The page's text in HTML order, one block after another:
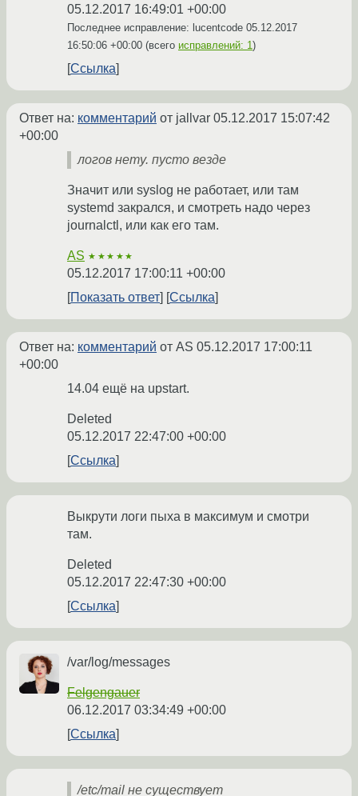
05.12.2017 16:49:01 +00:00
Последнее исправление: lucentcode 05.12.2017
16:50:06 +00:00 (всего исправлений: 1)
Ссылка
Ответ на: комментарий от jallvar 05.12.2017 15:07:42
+00:00
логов нету. пусто везде
Значит или syslog не работает, или там
systemd закрался, и смотреть надо через
journalctl, или как его там.
AS ★★★★★
05.12.2017 17:00:11 +00:00
Показать ответ
Ссылка
Ответ на: комментарий от AS 05.12.2017 17:00:11
+00:00
14.04 ещё на upstart.
Deleted
05.12.2017 22:47:00 +00:00
Ссылка
Выкрути логи пыха в максимум и смотри
там.
Deleted
05.12.2017 22:47:30 +00:00
Ссылка
/var/log/messages
Felgengauer
06.12.2017 03:34:49 +00:00
Ссылка
/etc/mail не существует